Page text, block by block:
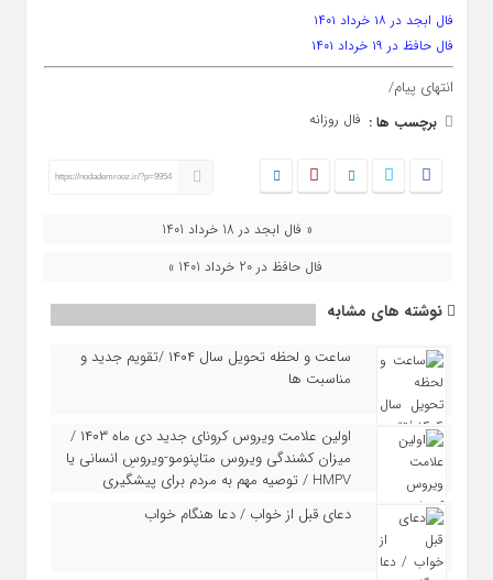
فال ابجد در ۱۸ خرداد ۱۴۰۱
فال حافظ در ۱۹ خرداد ۱۴۰۱
انتهای پیام/
برچسب ها : فال روزانه
https://nodademrooz.ir/?p=9954
« فال ابجد در 18 خرداد 1401
فال حافظ در 20 خرداد 1401 »
نوشته های مشابه
ساعت و لحظه تحویل سال ۱۴۰۴ /تقویم جدید و
مناسبت ها
اولین علامت ویروس کرونای جدید دی ماه ۱۴۰۳ /
میزان کشندگی ویروس متاپنومو-ویروسِ انسانی یا
HMPV / توصیه مهم به مردم برای پیشگیری
دعای قبل از خواب / دعا هنگام خواب